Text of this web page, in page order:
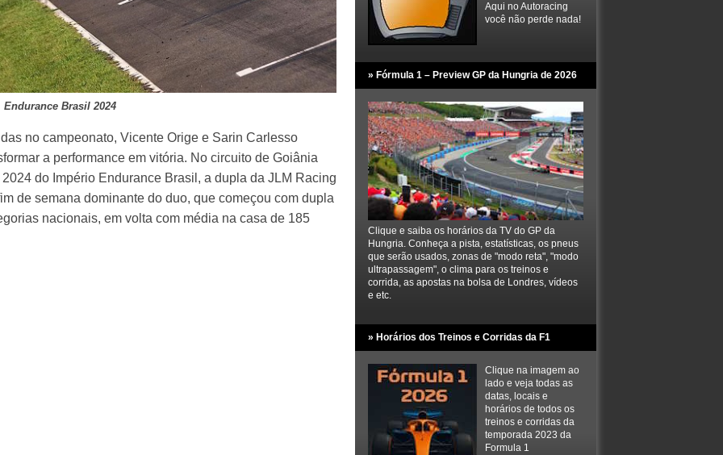
Endurance Brasil 2024
no campeonato, Vicente Orige e Sarin Carlesso
a performance em vitória. No circuito de Goiânia
do Império Endurance Brasil, a dupla da JLM Racing
de semana dominante do duo, que começou com dupla
nacionais, em volta com média na casa de 185
Aqui no Autoracing
você não perde nada!
» Fórmula 1 – Preview GP da Hungria de 2026
Clique e saiba os horários da TV do GP da
Hungria. Conheça a pista, estatísticas, os pneus
que serão usados, zonas de "modo reta", "modo
ultrapassagem", o clima para os treinos e
corrida, as apostas na bolsa de Londres, vídeos
e etc.
» Horários dos Treinos e Corridas da F1
Clique na imagem ao
lado e veja todas as
datas, locais e
horários de todos os
treinos e corridas da
temporada 2023 da
Formula 1